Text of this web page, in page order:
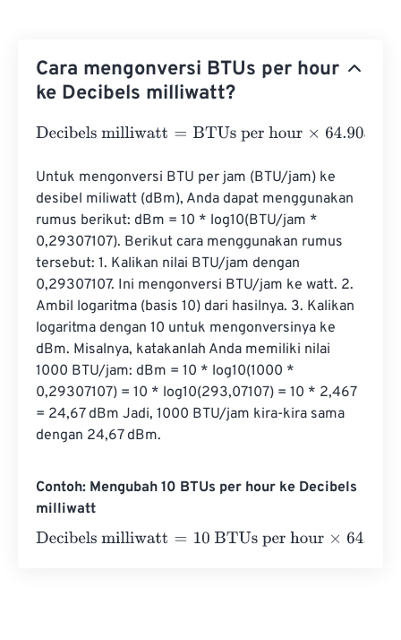
Cara mengonversi BTUs per hour
ke Decibels milliwatt?
Decibels milliwatt=BTUs per hour×64.9052931
Untuk mengonversi BTU per jam (BTU/jam) ke
desibel miliwatt (dBm), Anda dapat menggunakan
rumus berikut: dBm = 10 * log10(BTU/jam *
0,29307107). Berikut cara menggunakan rumus
tersebut: 1. Kalikan nilai BTU/jam dengan
0,29307107. Ini mengonversi BTU/jam ke watt. 2.
Ambil logaritma (basis 10) dari hasilnya. 3. Kalikan
logaritma dengan 10 untuk mengonversinya ke
dBm. Misalnya, katakanlah Anda memiliki nilai
1000 BTU/jam: dBm = 10 * log10(1000 *
0,29307107) = 10 * log10(293,07107) = 10 * 2,467
= 24,67 dBm Jadi, 1000 BTU/jam kira-kira sama
dengan 24,67 dBm.
Contoh: Mengubah 10 BTUs per hour ke Decibels
milliwatt
Decibels milliwatt=10 BTUs per hour×64.9052931=